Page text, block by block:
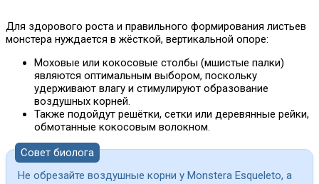
Для здорового роста и правильного формирования листьев
монстера нуждается в жёсткой, вертикальной опоре:
Моховые или кокосовые столбы (мшистые палки)
являются оптимальным выбором, поскольку
удерживают влагу и стимулируют образование
воздушных корней.
Также подойдут решётки, сетки или деревянные рейки,
обмотанные кокосовым волокном.
Совет биолога
Не обрезайте воздушные корни у Monstera Esqueleto, а